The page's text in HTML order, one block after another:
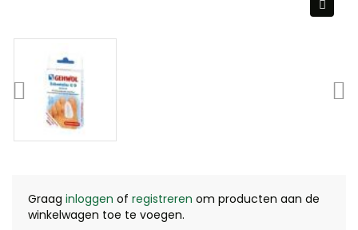
Graag inloggen of registreren om producten aan de
winkelwagen toe te voegen.